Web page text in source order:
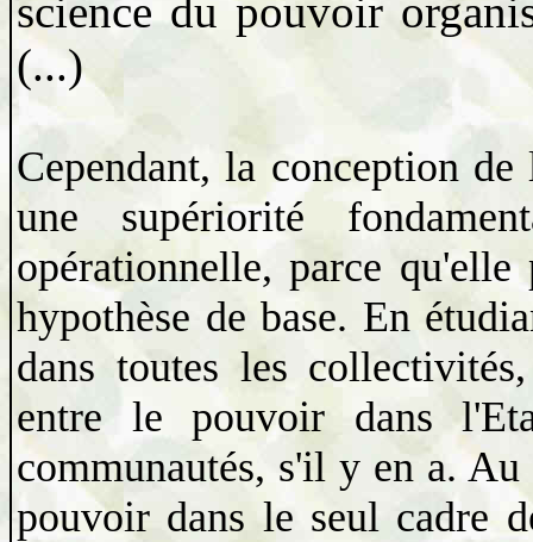
science du pouvoir
(...)
Cependant, la conception
une supériorité
opérationnelle, parce
hypothèse de base. En
dans toutes les
entre le pouvoir dans
communautés, s'il y en a.
pouvoir dans le seul cadre